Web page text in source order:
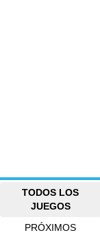
TODOS LOS
JUEGOS
PRÓXIMOS